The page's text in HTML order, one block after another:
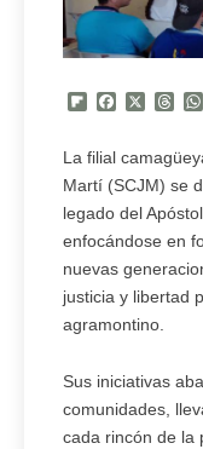
Flipboard
Facebook
X
La filial
Martí (SCJM) se
legado del
enfocándose en
nuevas
justicia y libertad
agramontino.
Sus iniciativas
comunidades,
cada rincón de la